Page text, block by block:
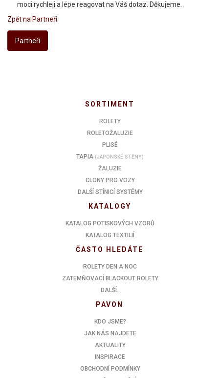
moci rychleji a lépe reagovat na Váš dotaz. Děkujeme.
Zpět na Partneři
Partneři
SORTIMENT
ROLETY
ROLETOŽALUZIE
PLISÉ
TAPIA (JAPONSKÉ STĚNY)
ŽALUZIE
CLONY PRO VOZY
DALŠÍ STÍNICÍ SYSTÉMY
KATALOGY
KATALOG POTISKOVÝCH VZORŮ
KATALOG TEXTILIÍ
ČASTO HLEDÁTE
ROLETY DEN A NOC
ZATEMŇOVACÍ BLACKOUT ROLETY
DALŠÍ..
PAVON
KDO JSME?
JAK NÁS NAJDETE
AKTUALITY
INSPIRACE
OBCHODNÍ PODMÍNKY